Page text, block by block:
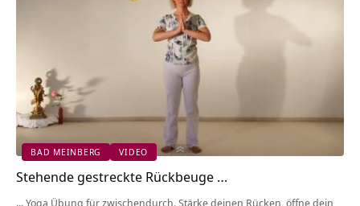
BAD MEINBERG VIDEO
Stehende gestreckte Rückbeuge …
... Yoga Übung für zwischendurch. Stärke deinen Rücken, öffne dein